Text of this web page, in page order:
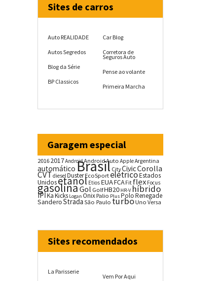
Sites de carros
Auto REALIDADE
Autos Segredos
Blog da Série
BP Classicos
Car Blog
Corretora de
Seguros Auto
Pense ao volante
Primeira Marcha
Garagem especial
20162017AndroidAndroid Auto AppleArgentina
automáticoBrasil CityCivicCorolla
CVTdieselDusterEcoSportelétricoEstados
Unidosetanol Etios EUAFCA Fit flex Focus
gasolina Gol GolfHB20 HR-V híbrido
IPIKaKicks Logan OnixPalio PlusPoloRenegade
SanderoStrada São Paulo turboUno Versa
Sites recomendados
La Parisserie
Vem Por Aqui